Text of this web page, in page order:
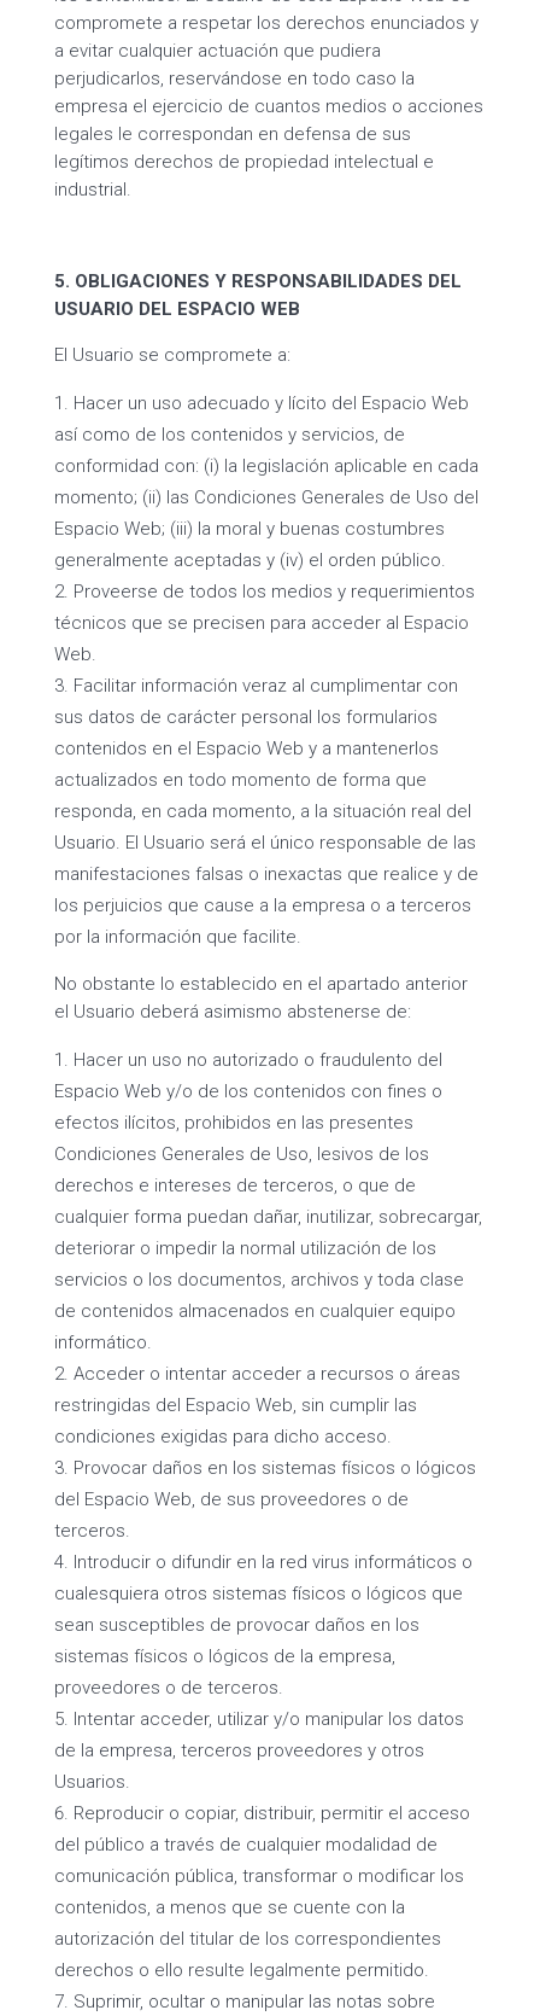
compromete a respetar los derechos enunciados y
a evitar cualquier actuación que pudiera
perjudicarlos, reservándose en todo caso la
empresa el ejercicio de cuantos medios o acciones
legales le correspondan en defensa de sus
legítimos derechos de propiedad intelectual e
industrial.
5. OBLIGACIONES Y RESPONSABILIDADES DEL
USUARIO DEL ESPACIO WEB
El Usuario se compromete a:
Hacer un uso adecuado y lícito del Espacio Web
así como de los contenidos y servicios, de
conformidad con: (i) la legislación aplicable en cada
momento; (ii) las Condiciones Generales de Uso del
Espacio Web; (iii) la moral y buenas costumbres
generalmente aceptadas y (iv) el orden público.
Proveerse de todos los medios y requerimientos
técnicos que se precisen para acceder al Espacio
Web.
Facilitar información veraz al cumplimentar con
sus datos de carácter personal los formularios
contenidos en el Espacio Web y a mantenerlos
actualizados en todo momento de forma que
responda, en cada momento, a la situación real del
Usuario. El Usuario será el único responsable de las
manifestaciones falsas o inexactas que realice y de
los perjuicios que cause a la empresa o a terceros
por la información que facilite.
No obstante lo establecido en el apartado anterior
el Usuario deberá asimismo abstenerse de:
Hacer un uso no autorizado o fraudulento del
Espacio Web y/o de los contenidos con fines o
efectos ilícitos, prohibidos en las presentes
Condiciones Generales de Uso, lesivos de los
derechos e intereses de terceros, o que de
cualquier forma puedan dañar, inutilizar, sobrecargar,
deteriorar o impedir la normal utilización de los
servicios o los documentos, archivos y toda clase
de contenidos almacenados en cualquier equipo
informático.
Acceder o intentar acceder a recursos o áreas
restringidas del Espacio Web, sin cumplir las
condiciones exigidas para dicho acceso.
Provocar daños en los sistemas físicos o lógicos
del Espacio Web, de sus proveedores o de
terceros.
Introducir o difundir en la red virus informáticos o
cualesquiera otros sistemas físicos o lógicos que
sean susceptibles de provocar daños en los
sistemas físicos o lógicos de la empresa,
proveedores o de terceros.
Intentar acceder, utilizar y/o manipular los datos
de la empresa, terceros proveedores y otros
Usuarios.
Reproducir o copiar, distribuir, permitir el acceso
del público a través de cualquier modalidad de
comunicación pública, transformar o modificar los
contenidos, a menos que se cuente con la
autorización del titular de los correspondientes
derechos o ello resulte legalmente permitido.
Suprimir, ocultar o manipular las notas sobre